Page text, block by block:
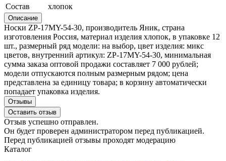
Состав
хлопок
Описание
Носки ZP-17MY-54-30, производитель Яник, страна
изготовления Россия, материал изделия хлопок, в упаковке 12
шт., размерный ряд модели: на выбор, цвет изделия: микс
цветов, внутренний артикул: ZP-17MY-54-30, минимальная
сумма заказа оптовой продажи составляет 7 000 рублей;
модели отпускаются полным размерным рядом; цена
представлена за единицу товара; в корзину автоматически
попадает упаковка изделия.
Отзывы
Оставить отзыв
Отзыв успешно отправлен.
Он будет проверен администратором перед публикацией.
Перед публикацией отзывы проходят модерацию
Каталог